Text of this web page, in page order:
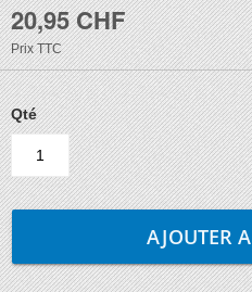
20,95 CHF
PrixTTC
Qté
AJOUTER
beginning
of
the
images
gallery